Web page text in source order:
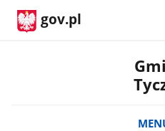
gov.pl